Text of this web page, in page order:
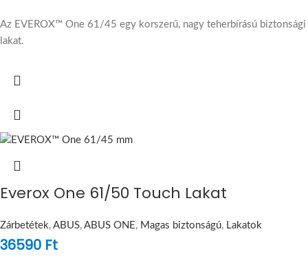
Az EVEROX™ One 61/45 egy korszerű, nagy teherbírású biztonsági
lakat.
Everox One 61/50 Touch Lakat
Zárbetétek, ABUS, ABUS ONE, Magas biztonságú, Lakatok
36590 Ft